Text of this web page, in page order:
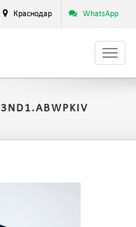
Краснодар WhatsApp